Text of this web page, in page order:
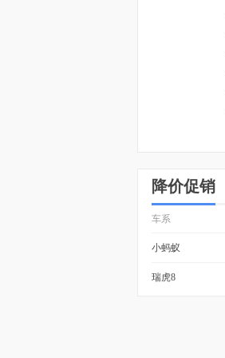
降价促销
车系
小蚂蚁
瑞虎8